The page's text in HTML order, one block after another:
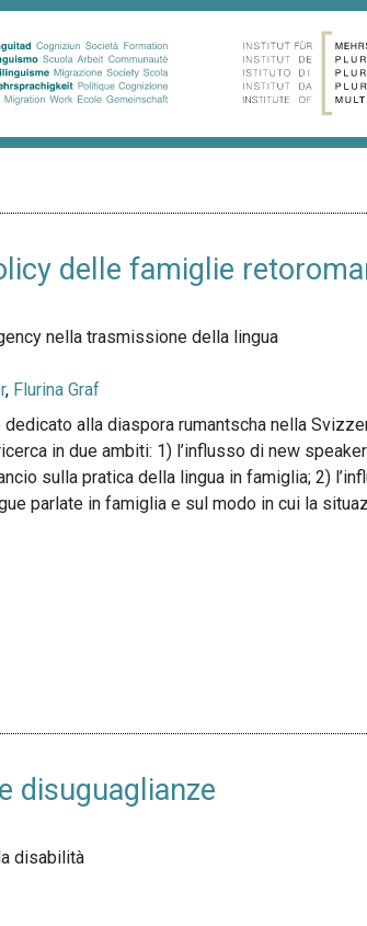
delle famiglie
nella trasmissione della lingua
, Flurina Graf
alla diaspora rumantscha nella
in due ambiti: 1) l’influsso di new
sulla pratica della lingua in famiglia; 2)
parlate in famiglia e sul modo in cui la
disuguaglianze
disabilità